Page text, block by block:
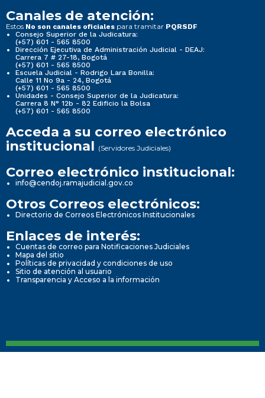
Canales de atención:
Estos No son canales oficiales para tramitar PQRSDF
Consejo Superior de la Judicatura:
(+57) 601 - 565 8500
Dirección Ejecutiva de Administración Judicial - DEAJ:
Carrera 7 # 27-18, Bogotá
(+57) 601 - 565 8500
Escuela Judicial - Rodrigo Lara Bonilla:
Calle 11 No 9a - 24, Bogotá
(+57) 601 - 565 8500
Unidades - Consejo Superior de la Judicatura:
Carrera 8 N° 12b - 82 Edificio la Bolsa
(+57) 601 - 565 8500
Acceda a su correo electrónico
institucional (Servidores Judiciales)
Correo electrónico institucional:
info@cendoj.ramajudicial.gov.co
Otros Correos electrónicos:
Directorio de Correos Electrónicos Institucionales
Enlaces de interés:
Cuentas de correo para Notificaciones Judiciales
Mapa del sitio
Políticas de privacidad y condiciones de uso
Sitio de atención al usuario
Transparencia y Acceso a la información